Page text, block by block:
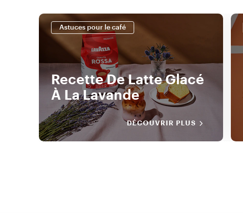
Astuces pour le café
Recette De Latte Glacé
À La Lavande
DÉCOUVRIR PLUS